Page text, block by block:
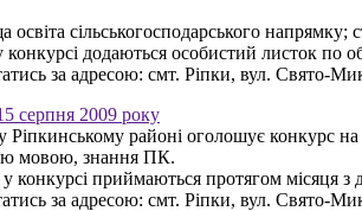
сільськогосподарського
додаються особистий листок по
за адресою: смт. Ріпки, вул. Свято-
серпня 2009 року
районі оголошує конкурс на
мовою, знання ПК.
конкурсі приймаються протягом місяця з
за адресою: смт. Ріпки, вул. Свято-